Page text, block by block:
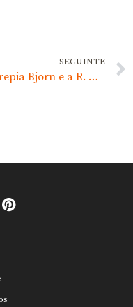
SEGUINTE
Restrepia Bjorn e a R. muscifera